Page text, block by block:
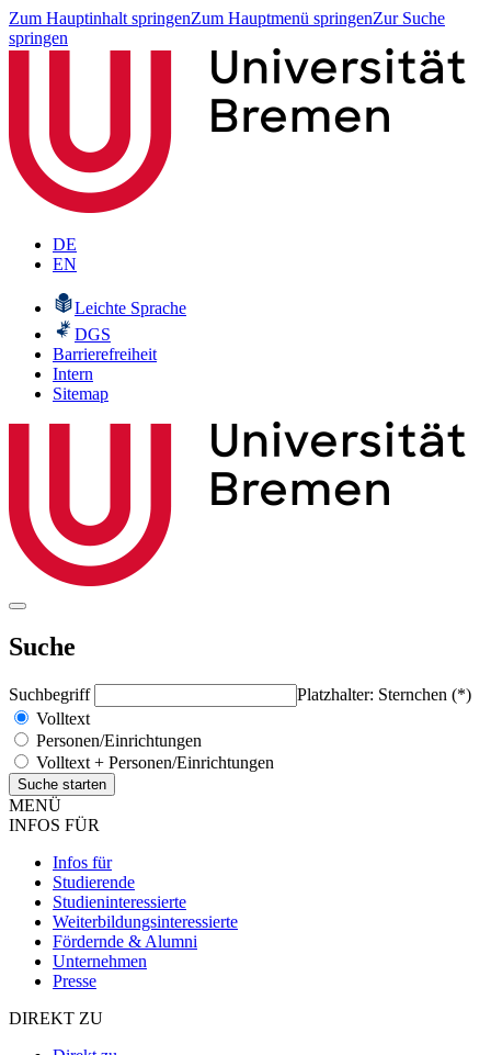
Zum Hauptinhalt springenZum Hauptmenü springenZur Suche
springen
DE
EN
Leichte Sprache
DGS
Barrierefreiheit
Intern
Sitemap
Suche
Suchbegriff
Platzhalter: Sternchen (*)
Volltext
Personen/Einrichtungen
Volltext + Personen/Einrichtungen
MENÜ
INFOS FÜR
Infos für
Studierende
Studieninteressierte
Weiterbildungsinteressierte
Fördernde & Alumni
Unternehmen
Presse
DIREKT ZU